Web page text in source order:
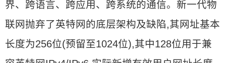
界、跨语言、跨应用、跨系统的通信。新一代物
联网抛弃了英特网的底层架构及缺陷,其网址基本
长度为256位(预留至1024位),其中128位用于兼